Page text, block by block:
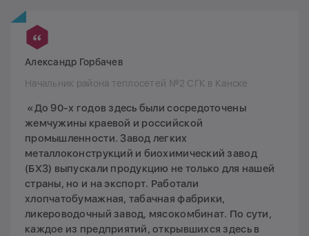
Александр Горбачев
Начальник района теплосетей №2 СГК в Канске
«До 90-х годов здесь были сосредоточены
жемчужины краевой и российской
промышленности. Завод легких
металлоконструкций и биохимический завод
(БХЗ) выпускали продукцию не только для нашей
страны, но и на экспорт. Работали
хлопчатобумажная, табачная фабрики,
ликероводочный завод, мясокомбинат. По сути,
каждое из предприятий, открывшихся здесь в